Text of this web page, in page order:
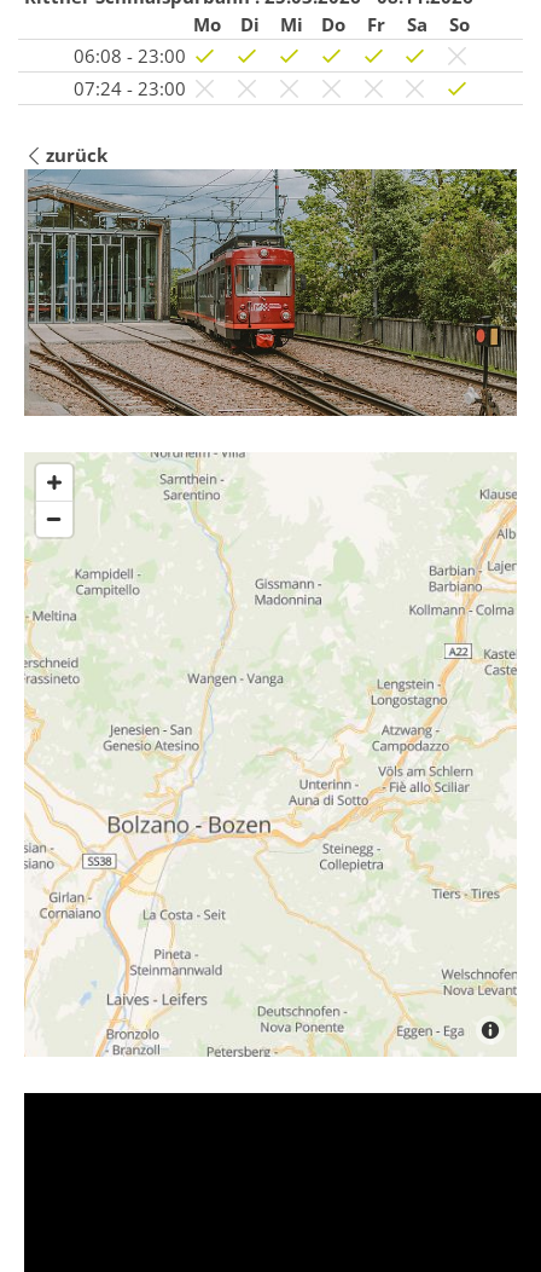
Mo
Di Mi Do Fr Sa
So
06:08 - 23:00
07:24 - 23:00
zurück